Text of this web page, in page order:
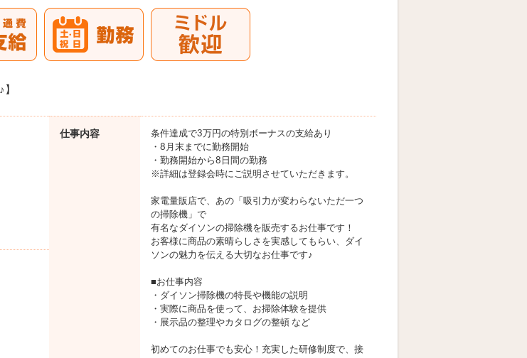
仕事内容
条件達成で3万円の特別ボーナスの支給あり
・8月末までに勤務開始
・勤務開始から8日間の勤務
※詳細は登録会時にご説明させていただきます。
家電量販店で、あの「吸引力が変わらないただ一つ
の掃除機」で
有名なダイソンの掃除機を販売するお仕事です！
お客様に商品の素晴らしさを実感してもらい、ダイ
ソンの魅力を伝える大切なお仕事です♪
■お仕事内容
・ダイソン掃除機の特長や機能の説明
・実際に商品を使って、お掃除体験を提供
・展示品の整理やカタログの整頓 など
初めてのお仕事でも安心！充実した研修制度で、接